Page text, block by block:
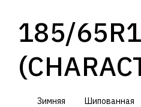
185/
Зимняя Шипованная